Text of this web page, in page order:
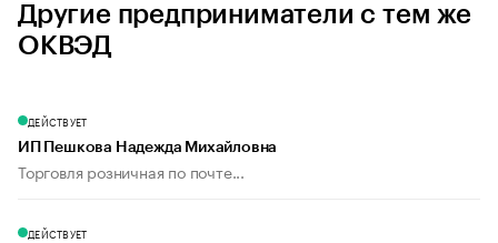
Другие предприниматели с тем же
ОКВЭД
ДЕЙСТВУЕТ
ИП Пешкова Надежда Михайловна
Торговля розничная по почте...
ДЕЙСТВУЕТ